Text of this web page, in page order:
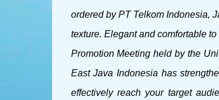
ordered by PT Telkom Indonesia,
texture. Elegant and comfortable to
Promotion Meeting held by the
East Java Indonesia has
effectively reach your target